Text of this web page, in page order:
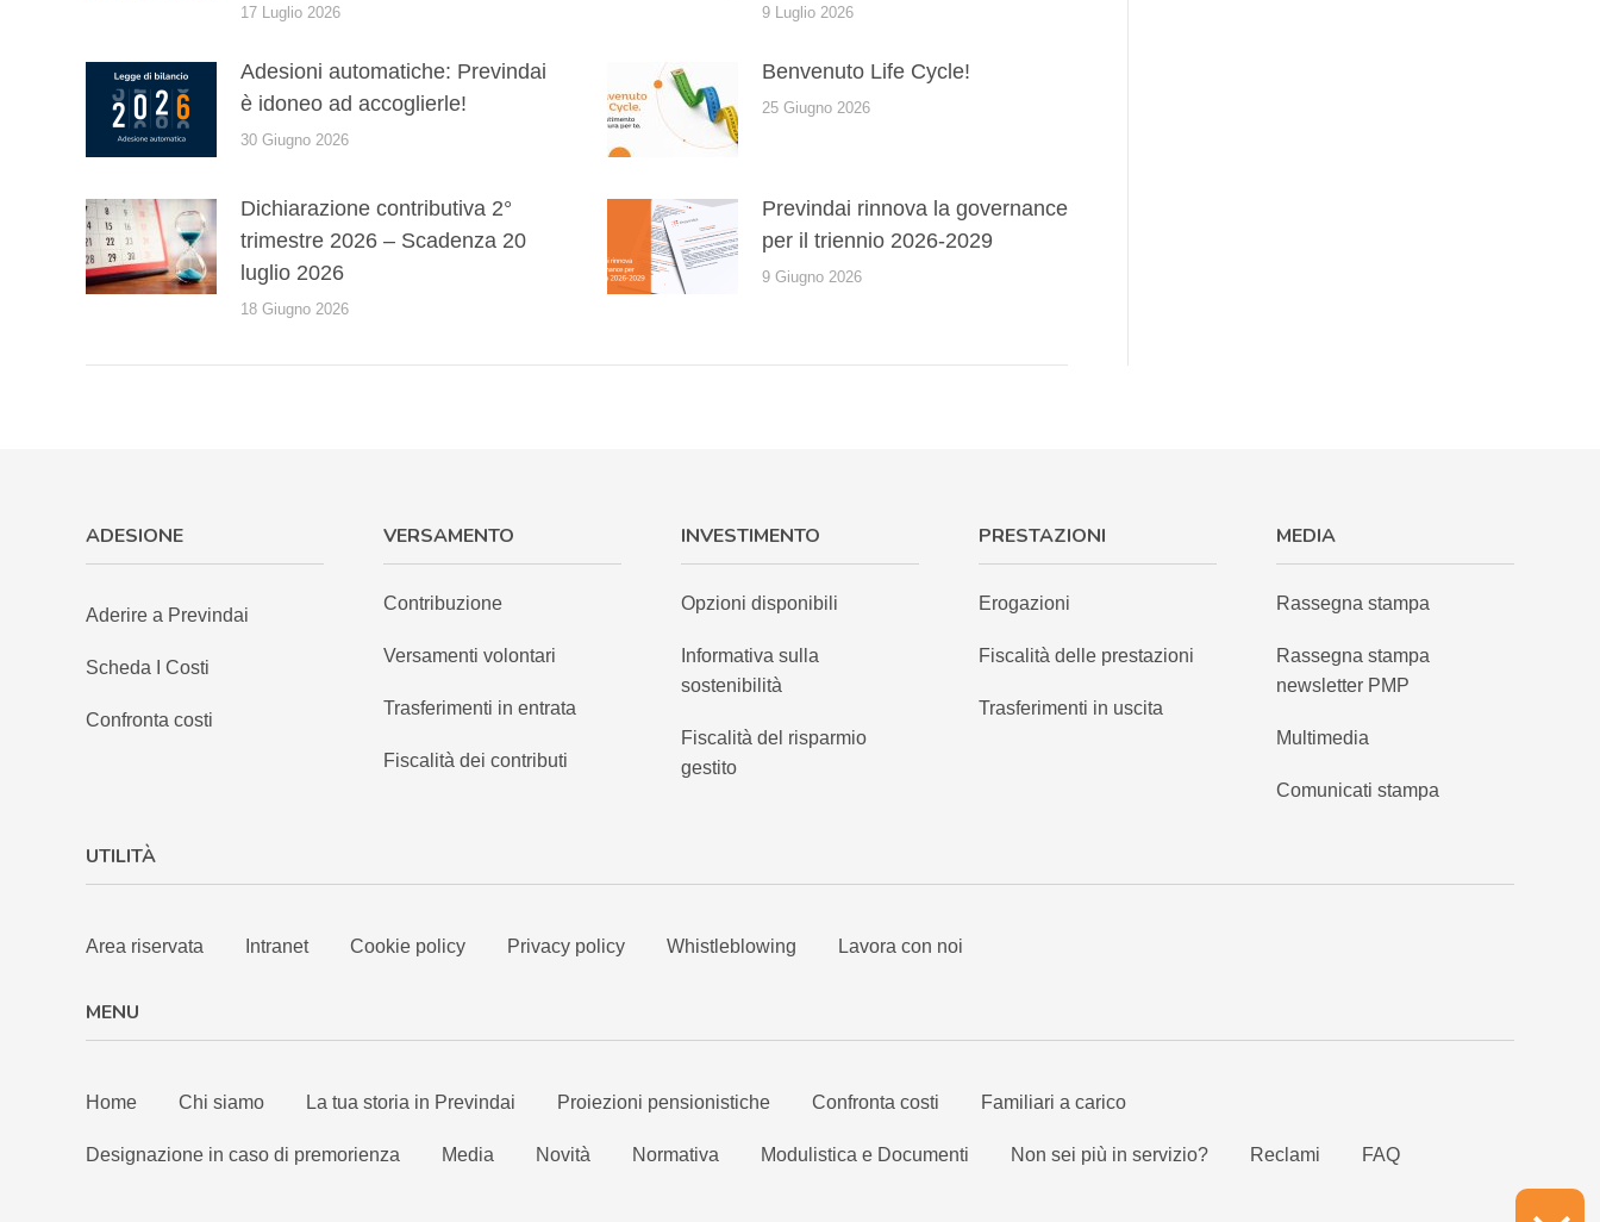
17 Luglio 2026 9 Luglio 2026
Adesioni automatiche: Previndai
è idoneo ad accoglierle!
30 Giugno 2026
Benvenuto Life Cycle!
25 Giugno 2026
Dichiarazione contributiva 2°
trimestre 2026 – Scadenza 20
luglio 2026
18 Giugno 2026
Previndai rinnova la governance
per il triennio 2026-2029
9 Giugno 2026
ADESIONE
Aderire a Previndai
Scheda I Costi
Confronta costi
VERSAMENTO
Contribuzione
Versamenti volontari
Trasferimenti in entrata
Fiscalità dei contributi
INVESTIMENTO
Opzioni disponibili
Informativa sulla
sostenibilità
Fiscalità del risparmio
gestito
PRESTAZIONI
Erogazioni
Fiscalità delle prestazioni
Trasferimenti in uscita
MEDIA
Rassegna stampa
Rassegna stampa
newsletter PMP
Multimedia
Comunicati stampa
UTILITÀ
Area riservata Intranet Cookie policy Privacy policy Whistleblowing Lavora con noi
MENU
Home Chi siamo La tua storia in Previndai Proiezioni pensionistiche Confronta costi Familiari a carico
Designazione in caso di premorienza Media Novità Normativa Modulistica e Documenti Non sei più in servizio? Reclami FAQ